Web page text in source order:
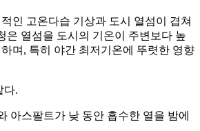
인 고온다습 기상과 도시 열섬이 겹쳐
은 열섬을 도시의 기온이 주변보다 높
며, 특히 야간 최저기온에 뚜렷한 영향
다.
아스팔트가 낮 동안 흡수한 열을 밤에